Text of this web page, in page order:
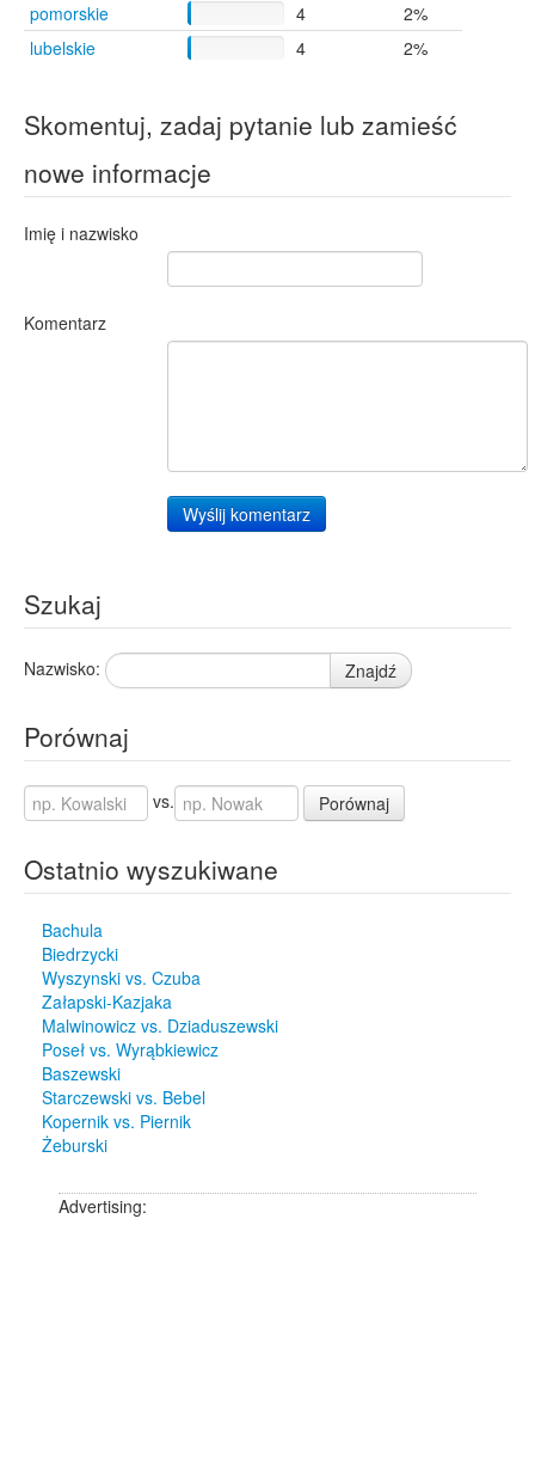
pomorskie
4
2%
lubelskie
4 2%
Skomentuj, zadaj pytanie lub zamieść
nowe informacje
Imię i nazwisko
Komentarz
Wyślij komentarz
Szukaj
Nazwisko: Znajdź
Porównaj
vs. Porównaj
Ostatnio wyszukiwane
Bachula
Biedrzycki
Wyszynski vs. Czuba
Załapski-Kazjaka
Malwinowicz vs. Dziaduszewski
Poseł vs. Wyrąbkiewicz
Baszewski
Starczewski vs. Bebel
Kopernik vs. Piernik
Żeburski
Advertising: